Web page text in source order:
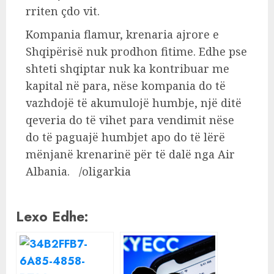
rriten çdo vit.
Kompania flamur, krenaria ajrore e
Shqipërisë nuk prodhon fitime. Edhe pse
shteti shqiptar nuk ka kontribuar me
kapital në para, nëse kompania do të
vazhdojë të akumulojë humbje, një ditë
qeveria do të vihet para vendimit nëse
do të paguajë humbjet apo do të lërë
mënjanë krenarinë për të dalë nga Air
Albania. /oligarkia
Lexo Edhe: